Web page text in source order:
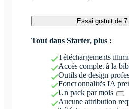
Essai gratuit de 7
Tout dans Starter, plus :
Téléchargements
Accès complet à la
Outils de design
Fonctionnalités IA
Un pack par mois
Aucune attribution